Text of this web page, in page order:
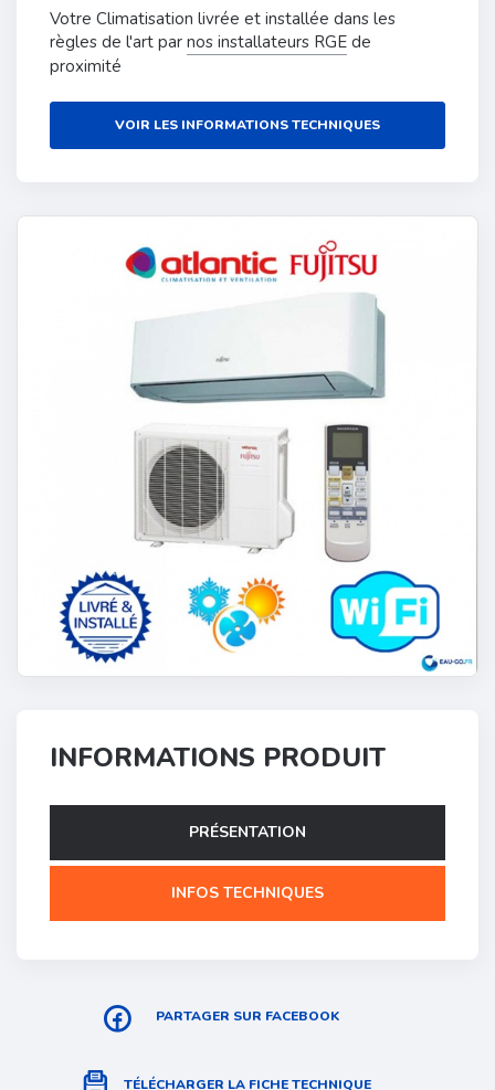
Votre Climatisation livrée et installée dans les
règles de l'art par nos installateurs RGE de
proximité
VOIR LES INFORMATIONS TECHNIQUES
INFORMATIONS PRODUIT
PRÉSENTATION
INFOS TECHNIQUES
PARTAGER SUR FACEBOOK
TÉLÉCHARGER LA FICHE TECHNIQUE